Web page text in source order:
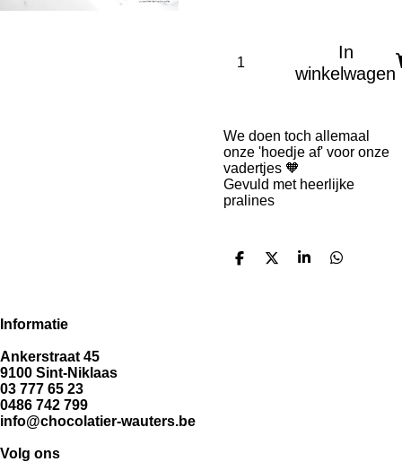
In
winkelwagen
We doen toch allemaal
onze 'hoedje af' voor onze
vadertjes 🧡
Gevuld met heerlijke
pralines
D
D
S
D
Informatie
Ankerstraat 45
9100 Sint-Niklaas
03 777 65 23
0486 742 799
info@chocolatier-wauters.be
Volg ons